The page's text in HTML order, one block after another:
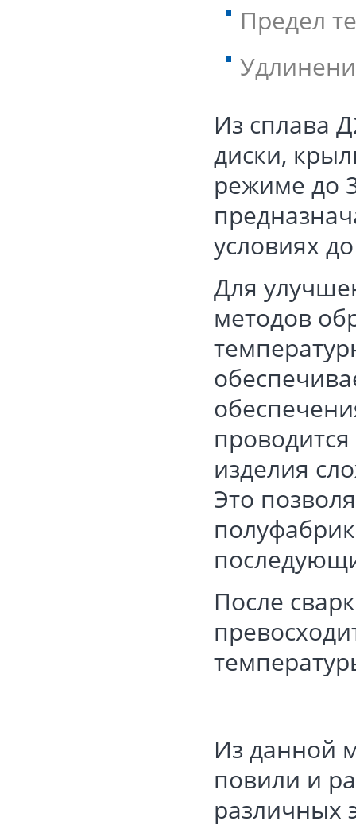
Предел
Из сплава
диски,
режиме до
условиях
Для
методов
изделия
Это
После
Из данной
повили и
различных